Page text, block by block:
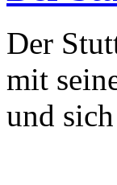
Der
mit
und